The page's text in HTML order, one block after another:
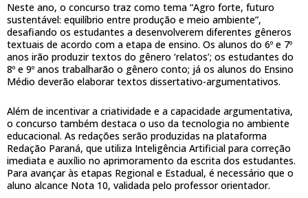
Neste ano, o concurso traz como tema “Agro forte, futuro
sustentável: equilíbrio entre produção e meio ambiente”,
desafiando os estudantes a desenvolverem diferentes gêneros
textuais de acordo com a etapa de ensino. Os alunos do 6º e 7º
anos irão produzir textos do gênero ‘relatos’; os estudantes do
8º e 9º anos trabalharão o gênero conto; já os alunos do Ensino
Médio deverão elaborar textos dissertativo-argumentativos.
Além de incentivar a criatividade e a capacidade argumentativa,
o concurso também destaca o uso da tecnologia no ambiente
educacional. As redações serão produzidas na plataforma
Redação Paraná, que utiliza Inteligência Artificial para correção
imediata e auxílio no aprimoramento da escrita dos estudantes.
Para avançar às etapas Regional e Estadual, é necessário que o
aluno alcance Nota 10, validada pelo professor orientador.